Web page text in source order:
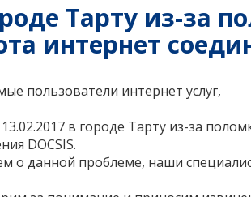
Тарту из-за
интернет
пользователи интернет услуг,
13.02.2017 в городе Тарту из-за
DOCSIS.
о данной проблеме, наши